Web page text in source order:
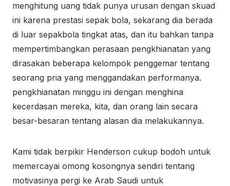
menghitung uang tidak punya urusan dengan skuad
ini karena prestasi sepak bola, sekarang dia berada
di luar sepakbola tingkat atas, dan itu bahkan tanpa
mempertimbangkan perasaan pengkhianatan yang
dirasakan beberapa kelompok penggemar tentang
seorang pria yang menggandakan performanya.
pengkhianatan minggu ini dengan menghina
kecerdasan mereka, kita, dan orang lain secara
besar-besaran tentang alasan dia melakukannya.
Kami tidak berpikir Henderson cukup bodoh untuk
memercayai omong kosongnya sendiri tentang
motivasinya pergi ke Arab Saudi untuk